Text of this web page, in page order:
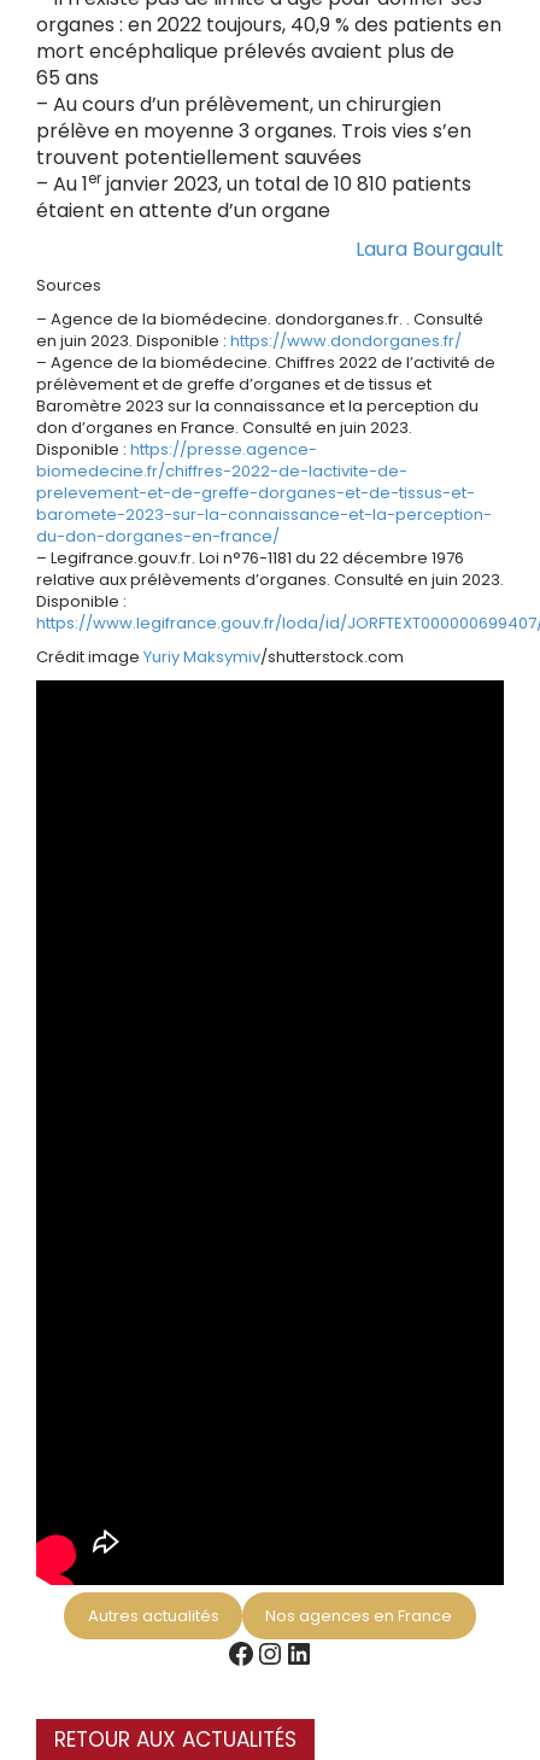
organes : en 2022 toujours, 40,9 % des patients en
mort encéphalique prélevés avaient plus de
65 ans
– Au cours d’un prélèvement, un chirurgien
prélève en moyenne 3 organes. Trois vies s’en
trouvent potentiellement sauvées
– Au 1er janvier 2023, un total de 10 810 patients
étaient en attente d’un organe
Laura Bourgault
Sources
– Agence de la biomédecine. dondorganes.fr. . Consulté
en juin 2023. Disponible : https://www.dondorganes.fr/
– Agence de la biomédecine. Chiffres 2022 de l’activité de
prélèvement et de greffe d’organes et de tissus et
Baromètre 2023 sur la connaissance et la perception du
don d’organes en France. Consulté en juin 2023.
Disponible : https://presse.agence-
biomedecine.fr/chiffres-2022-de-lactivite-de-
prelevement-et-de-greffe-dorganes-et-de-tissus-et-
baromete-2023-sur-la-connaissance-et-la-perception-
du-don-dorganes-en-france/
– Legifrance.gouv.fr. Loi n°76-1181 du 22 décembre 1976
relative aux prélèvements d’organes. Consulté en juin 2023.
Disponible :
https://www.legifrance.gouv.fr/loda/id/
Crédit image Yuriy Maksymiv/shutterstock.com
Autres actualités Nos agences en France
Facebook
Instagram
LinkedIn
RETOUR AUX ACTUALITÉS